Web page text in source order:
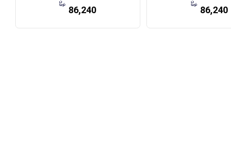
86,240
86,240